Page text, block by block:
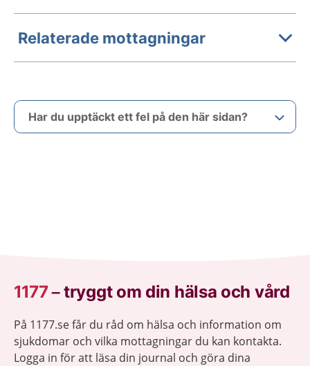
Relaterade mottagningar
Har du upptäckt ett fel på den här sidan?
1177–tryggt om din hälsa och vård
På 1177.se får du råd om hälsa och information om
sjukdomar och vilka mottagningar du kan kontakta.
Logga in för att läsa din journal och göra dina